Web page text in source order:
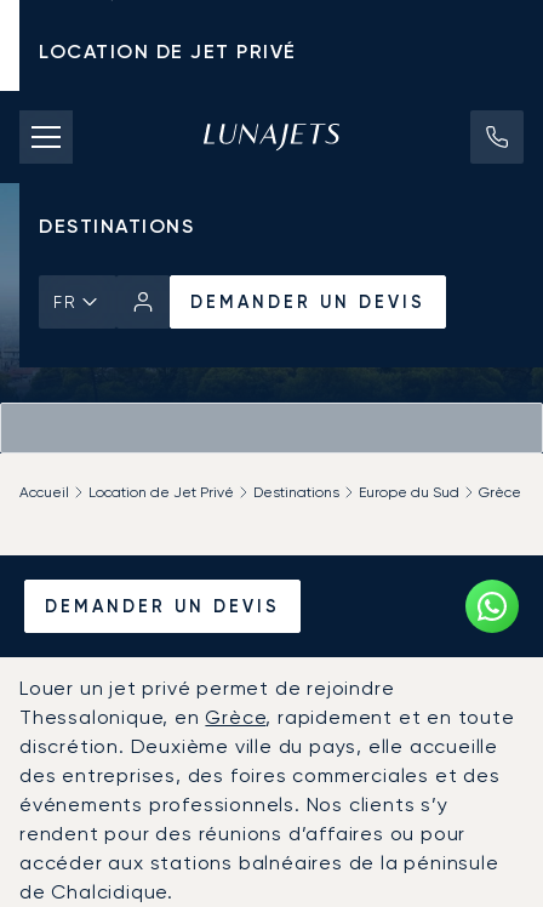
LOCATION DE JET PRIVÉ
TARIFS D'AFFRÈTEMENT
JETS PRIVÉS
DESTINATIONS
FR DEMANDER UN DEVIS
DEMANDER UN DEVIS
Accueil Location de Jet Privé Destinations Europe du Sud Grèce
Louer un Jet Privé depuis et
vers Thessalonique
Louer un jet privé permet de rejoindre
Thessalonique, enGrèce, rapidement et en toute
discrétion. Deuxième ville du pays, elle accueille
des entreprises, des foires commerciales et des
événements professionnels. Nos clients s’y
rendent pour des réunions d’affaires ou pour
accéder aux stations balnéaires de la péninsule
de Chalcidique.